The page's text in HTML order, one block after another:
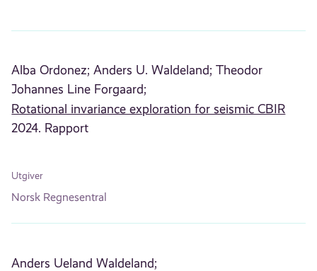
Alba Ordonez; Anders U. Waldeland; Theodor
Johannes Line Forgaard;
Rotational invariance exploration for seismic CBIR
2024. Rapport
Utgiver
Norsk Regnesentral
Anders Ueland Waldeland;